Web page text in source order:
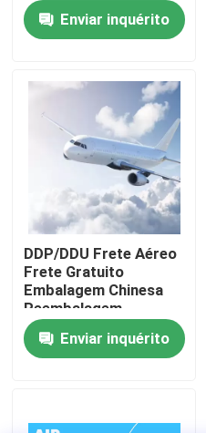
Vídeos
Sobre nós
Visita à fábrica
Controle de qualidade
Contacte-nos
Solicite um orçamento
Aquisição transfronteiriça
Enviar inquérito
DDP/DDU Frete Aéreo
Frete Gratuito
Embalagem Chinesa
Reembalagem
Enviar inquérito